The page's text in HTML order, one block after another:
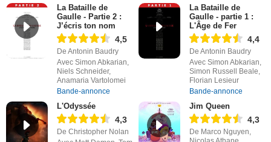
La Bataille de
Gaulle - Partie 2 :
J’écris ton nom
4,5
De Antonin Baudry
Avec Simon Abkarian,
Niels Schneider,
Anamaria Vartolomei
Bande-annonce
La Bataille de
Gaulle - partie 1 :
L'Âge de Fer
4,4
De Antonin Baudry
Avec Simon Abkarian,
Simon Russell Beale,
Florian Lesieur
Bande-annonce
L'Odyssée
4,3
De Christopher Nolan
Jim Queen
4,3
De Marco Nguyen,